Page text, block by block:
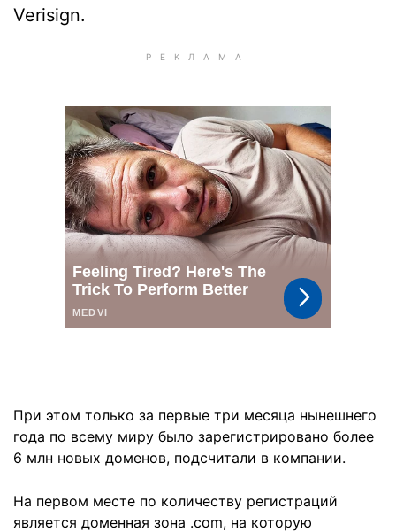
Verisign.
При этом только за первые три месяца нынешнего
года по всему миру было зарегистрировано более
6 млн новых доменов, подсчитали в компании.
На первом месте по количеству регистраций
является доменная зона .com, на которую